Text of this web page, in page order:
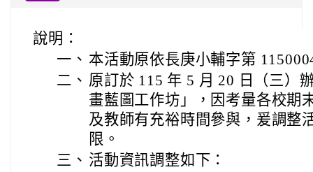
說明：
一、 本活動原依長庚小輔字第
二、 原訂於 115 年 5 月 20 日（三）
畫藍圖工作坊」，因考量各校期
及教師有充裕時間參與，爰調整
限。
三、 活動資訊調整如下：